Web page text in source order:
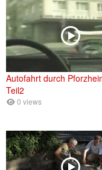
Autofahrt durch
Teil2
0 views